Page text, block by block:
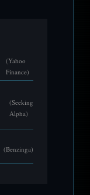
(Yahoo
Finance)
(Seeking
Alpha)
(Benzinga)